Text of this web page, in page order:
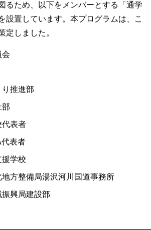
るため、以下をメンバーとする「通学
設置しています。本プログラムは、こ
定しました。
会
推進部
部
代表者
表者
学校
地方整備局湯沢河川国道事務所
興局建設部